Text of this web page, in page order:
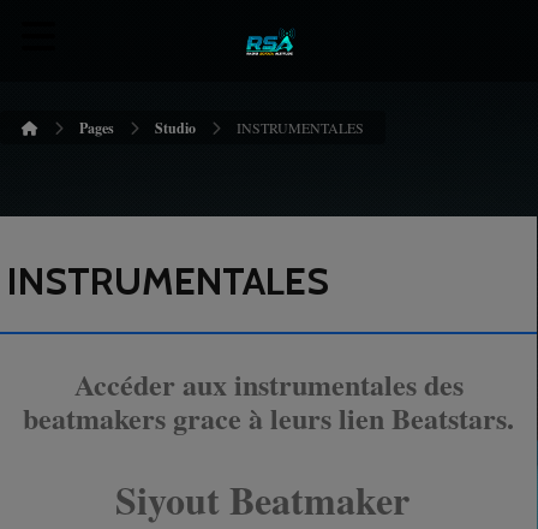
Pages Studio INSTRUMENTALES
INSTRUMENTALES
Accéder aux instrumentales des
beatmakers grace à leurs lien Beatstars.
Siyout Beatmaker